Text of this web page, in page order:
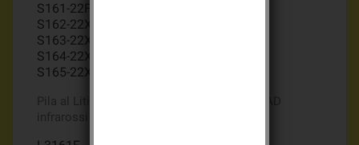
S161-22F
S162-22X
S163-22X
S164-22X
S165-22X
Pila al Litio Batli28 3,6v 2Ah per Rivelatore AD
infrarossi Gamma